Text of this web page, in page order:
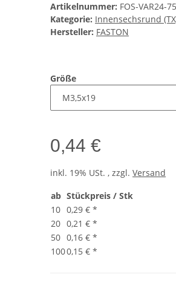
Artikelnummer: FOS-VAR24-
Kategorie: Innensechsrund
Hersteller: FASTON
Größe
0,44 €
inkl. 19% USt. , zzgl. Versand
ab Stückpreis / Stk
10 0,29 € *
20 0,21 € *
50 0,16 € *
1000,15 € *